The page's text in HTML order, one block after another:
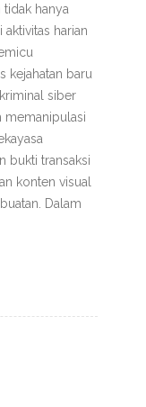
hanya
harian
kejahatan baru
siber
memanipulasi
bukti transaksi
konten visual
Dalam